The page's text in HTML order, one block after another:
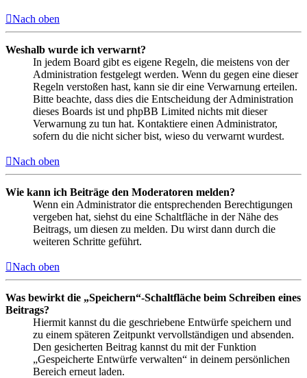
Nach oben
Weshalb wurde ich verwarnt?
In jedem Board gibt es eigene Regeln, die meistens von der
Administration festgelegt werden. Wenn du gegen eine dieser
Regeln verstoßen hast, kann sie dir eine Verwarnung erteilen.
Bitte beachte, dass dies die Entscheidung der Administration
dieses Boards ist und phpBB Limited nichts mit dieser
Verwarnung zu tun hat. Kontaktiere einen Administrator,
sofern du die nicht sicher bist, wieso du verwarnt wurdest.
Nach oben
Wie kann ich Beiträge den Moderatoren melden?
Wenn ein Administrator die entsprechenden Berechtigungen
vergeben hat, siehst du eine Schaltfläche in der Nähe des
Beitrags, um diesen zu melden. Du wirst dann durch die
weiteren Schritte geführt.
Nach oben
Was bewirkt die „Speichern“-Schaltfläche beim Schreiben eines
Beitrags?
Hiermit kannst du die geschriebene Entwürfe speichern und
zu einem späteren Zeitpunkt vervollständigen und absenden.
Den gesicherten Beitrag kannst du mit der Funktion
„Gespeicherte Entwürfe verwalten“ in deinem persönlichen
Bereich erneut laden.